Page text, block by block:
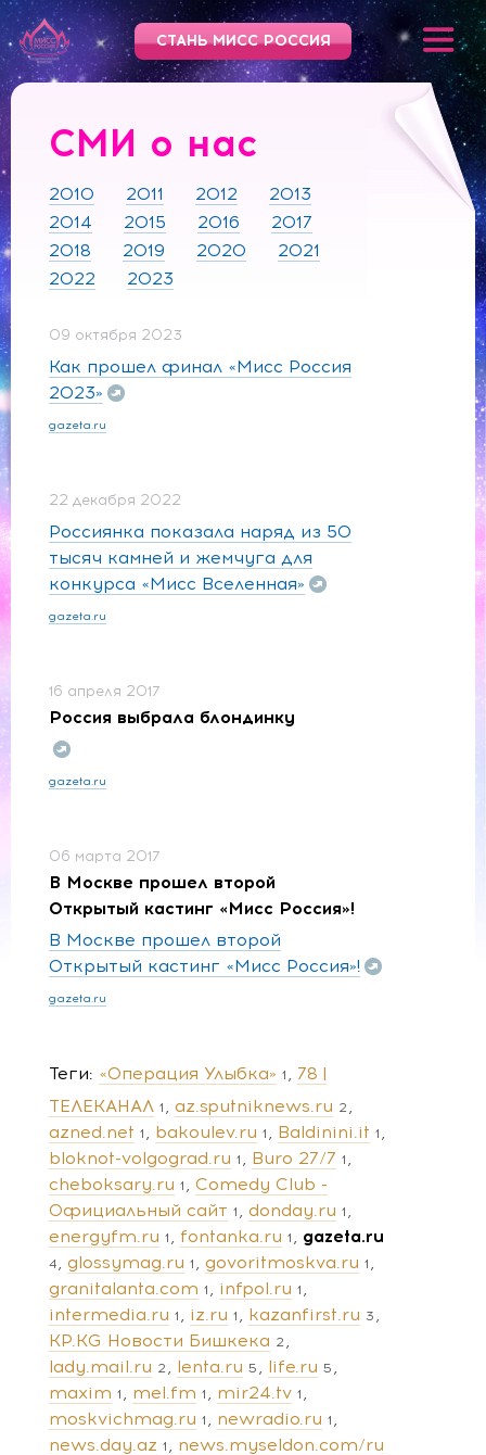
СТАНЬ МИСС РОССИЯ
СМИ о нас
2010 2011 2012
2013
2014
2015 2016
2017
2018
2019 2020
2021
2022
2023
09 октября 2023
Как прошел финал «Мисс Россия
2023»
gazeta.ru
22 декабря 2022
Россиянка показала наряд из 50
тысяч камней и жемчуга для
конкурса «Мисс Вселенная»
gazeta.ru
16 апреля 2017
Россия выбрала блондинку
gazeta.ru
06 марта 2017
В Москве прошел второй
Открытый кастинг «Мисс Россия»!
В Москве прошел второй
Открытый кастинг «Мисс Россия»!
gazeta.ru
Теги «Операция Улыбка» 1
78 |
ТЕЛЕКАНАЛ 1 az.sputniknews.ru 2
azned.net 1 bakoulev.ru 1 Baldinini.it 1
bloknot-volgograd.ru 1 Buro 27/7 1
cheboksary.ru 1
Comedy Club -
Официальный сайт 1 donday.ru 1
energyfm.ru 1 fontanka.ru 1 gazeta.ru
4 glossymag.ru 1 govoritmoskva.ru 1
granitalanta.com 1 infpol.ru 1
intermedia.ru 1 iz.ru 1 kazanfirst.ru 3
KP.KG Новости Бишкека 2
lady.mail.ru 2 lenta.ru 5 life.ru 5
maxim 1 mel.fm 1 mir24.tv 1
moskvichmag.ru 1 newradio.ru 1
news.day.az 1 news.myseldon.com/ru